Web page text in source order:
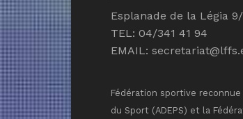
Esplanade de la Légia
TEL: 04/341 41 94
EMAIL:
Fédération sportive reconnue
du Sport (ADEPS) et la